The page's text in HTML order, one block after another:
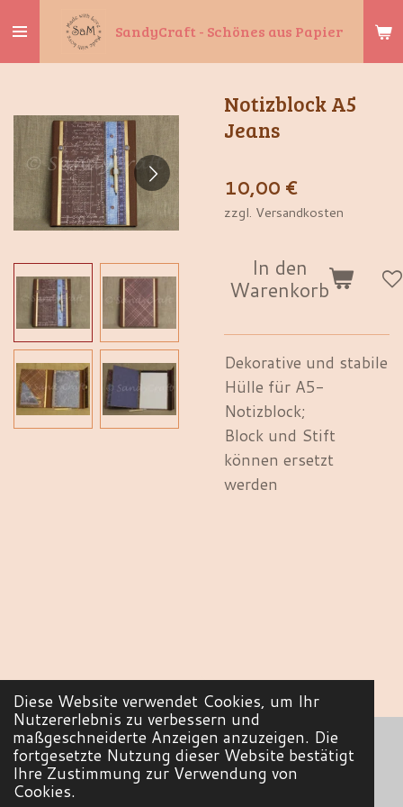
Diese Website verwendet Cookies, um Ihr
Nutzererlebnis zu verbessern und
maßgeschneiderte Anzeigen anzuzeigen. Die
fortgesetzte Nutzung dieser Website bestätigt
Ihre Zustimmung zur Verwendung von
Cookies.
Hauptinhalt
springen
SandyCraft - Schönes aus Papier
Notizblock A5
Jeans
10,00 €
zzgl. Versandkosten
In den
Warenkorb
Dekorative und stabile
Hülle für A5-
Notizblock;
Block und Stift
können ersetzt
werden
TOP
© 2022 - 2026 SandyCraft - Schönes aus Papier
Mit Unterstützung von